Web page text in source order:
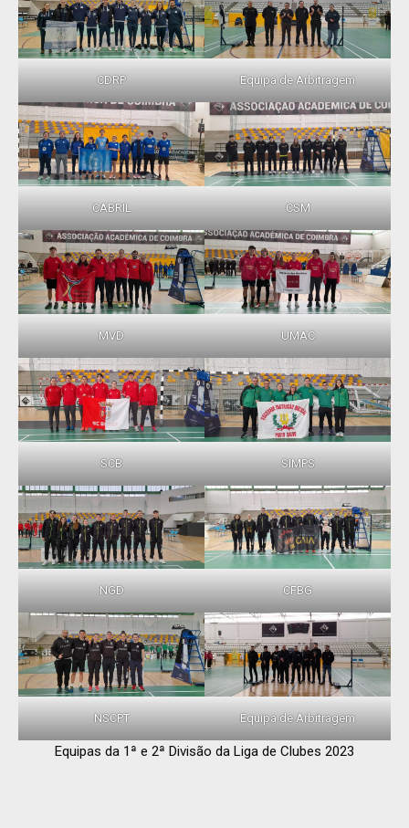
CDRP Equipa de Arbitragem
CABRIL CSM
MVD UMAC
SCB SIMPS
NGD CFBG
NSCPT Equipa de Arbitragem
Equipas da 1ª e 2ª Divisão da Liga de Clubes 2023